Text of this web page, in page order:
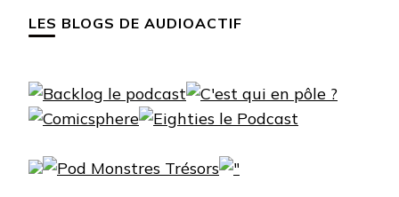
LES BLOGS DE AUDIOACTIF